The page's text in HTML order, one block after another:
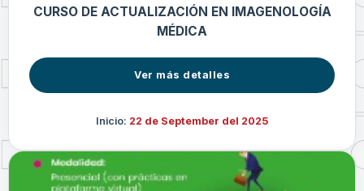
CURSO DE ACTUALIZACIÓN EN IMAGENOLOGÍA
MÉDICA
Ver más detalles
Inicio: 22 de September del 2025